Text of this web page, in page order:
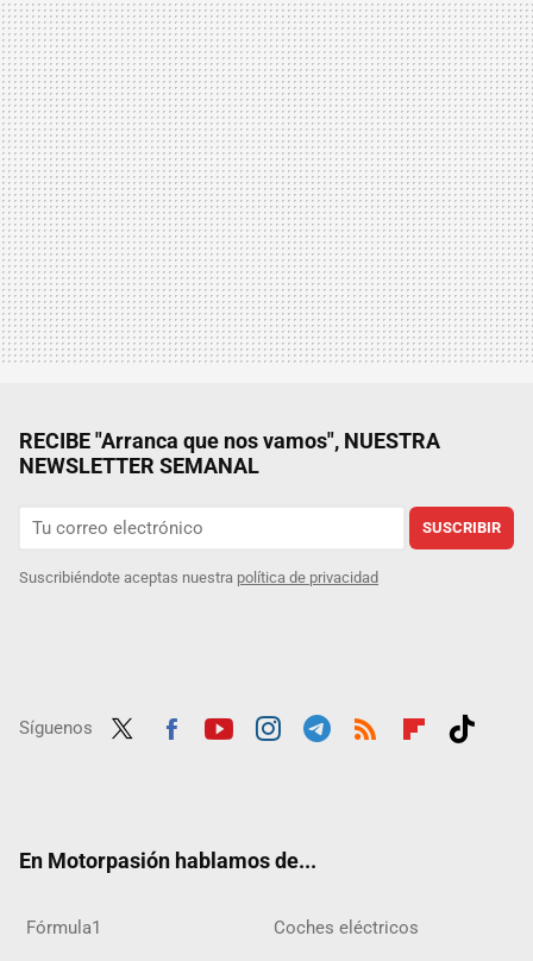
RECIBE "Arranca que nos vamos", NUESTRA
NEWSLETTER SEMANAL
SUSCRIBIR
Suscribiéndote aceptas nuestra política de privacidad
Síguenos
En Motorpasión hablamos de...
Fórmula1 Coches eléctricos